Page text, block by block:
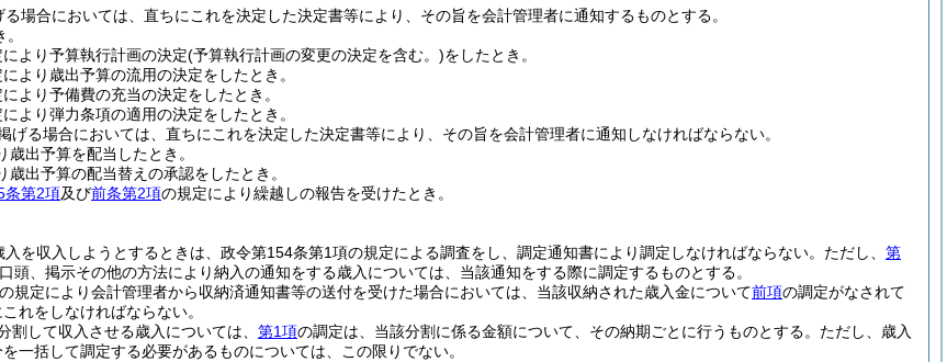
場合においては、直ちにこれを決定した決定書等により、その旨を会計管理者に通知するものとする。
より予算執行計画の決定(予算執行計画の変更の決定を含む。)をしたとき。
より歳出予算の流用の決定をしたとき。
より予備費の充当の決定をしたとき。
より弾力条項の適用の決定をしたとき。
げる場合においては、直ちにこれを決定した決定書等により、その旨を会計管理者に通知しなければならない。
歳出予算を配当したとき。
歳出予算の配当替えの承認をしたとき。
条第2項及び前条第2項の規定により繰越しの報告を受けたとき。
を収入しようとするときは、政令第154条第1項の規定による調査をし、調定通知書により調定しなければならない。 ただし、 第
頭、掲示その他の方法により納入の通知をする歳入については、当該通知をする際に調定するものとする。
の規定により会計管理者から収納済通知書等の送付を受けた場合においては、当該収納された歳入金について前項の調定がなされて
れをしなければならない。
割して収入させる歳入については、 第1項の調定は、当該分割に係る金額について、その納期ごとに行うものとする。 ただし、歳入
一括して調定する必要があるものについては、この限りでない。